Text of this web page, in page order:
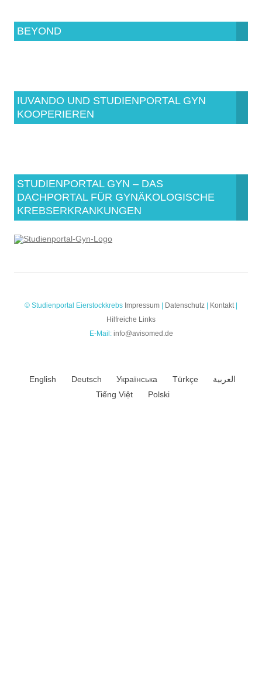
BEYOND
IUVANDO UND STUDIENPORTAL GYN
KOOPERIEREN
STUDIENPORTAL GYN – DAS
DACHPORTAL FÜR GYNÄKOLOGISCHE
KREBSERKRANKUNGEN
© Studienportal Eierstockkrebs Impressum | Datenschutz | Kontakt |
Hilfreiche Links
E-Mail: info@avisomed.de
English Deutsch Українська Türkçe
العربية
Tiếng Việt
Polski